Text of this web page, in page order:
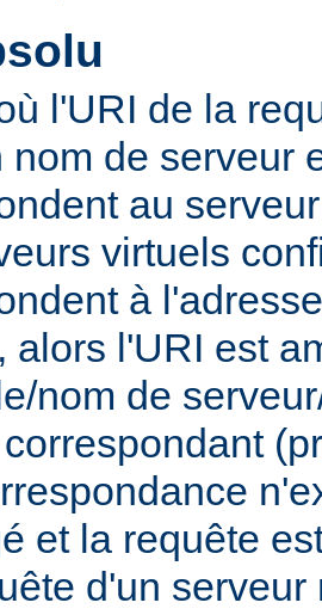
l'URI de la
nom de serveur
au
virtuels
à
alors l'URI est
nom de
et la requête
d'un